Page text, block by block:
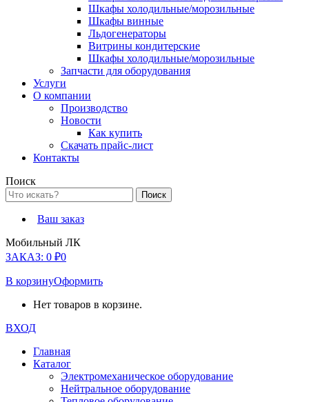
Шкафы холодильные/морозильные
Шкафы винные
Льдогенераторы
Витрины кондитерские
Шкафы холодильные/морозильные
Запчасти для оборудования
Услуги
О компании
Производство
Новости
Как купить
Скачать прайс-лист
Контакты
Поиск
Ваш заказ
Мобильный ЛК
ЗАКАЗ: 0 ₽0
В корзинуОформить
Нет товаров в корзине.
ВХОД
Главная
Каталог
Электромеханическое оборудование
Нейтральное оборудование